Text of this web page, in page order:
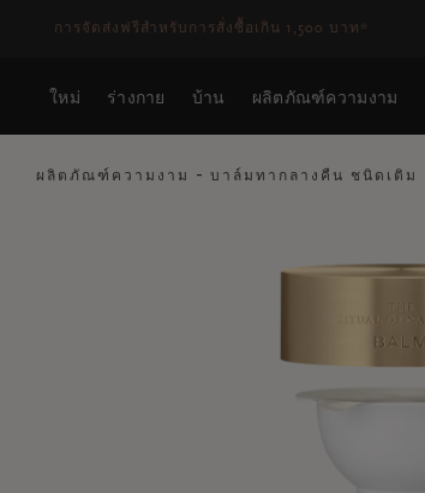
ระยะเวลาจัดส่ง 3-5 วันทำการดูเพิ่มเติม
ใหม่ ร่างกาย บ้าน ผลิตภัณฑ์ความงาม
ผลิตภัณฑ์ความงาม บาล์มทากลางคืน ชนิดเติม